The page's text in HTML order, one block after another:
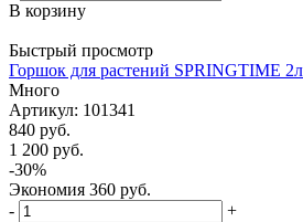
В корзину
Быстрый просмотр
Горшок для растений SPRINGTIME
Много
Артикул: 101341
840 руб.
1 200 руб.
-30%
Экономия 360 руб.
-
+